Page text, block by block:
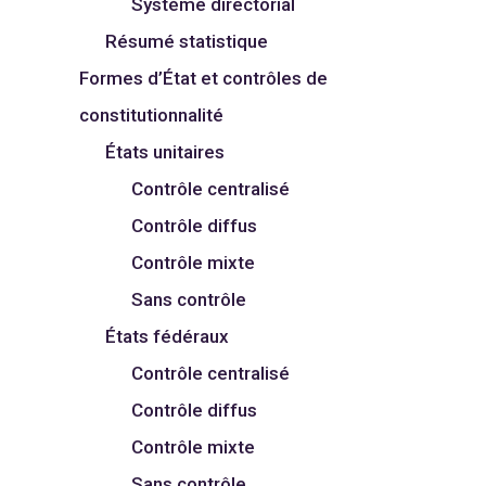
Résumé statistique
Formes d’État et contrôles de
constitutionnalité
États unitaires
Contrôle centralisé
Contrôle diffus
Contrôle mixte
Sans contrôle
États fédéraux
Contrôle centralisé
Contrôle diffus
Contrôle mixte